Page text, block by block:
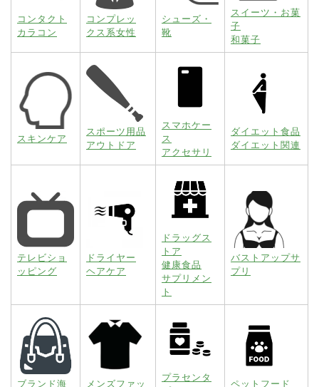
コンタクト
カラコン
コンプレッ
クス系女性
シューズ・
靴
スイーツ・お菓
子
和菓子
スキンケア
スポーツ用品
アウトドア
スマホケー
ス
アクセサリ
ダイエット食品
ダイエット関連
テレビショ
ッピング
ドライヤー
ヘアケア
ドラッグス
トア
健康食品
サプリメン
ト
バストアップサ
プリ
ブランド海 メンズファッ
プラセンタ
ペットフード